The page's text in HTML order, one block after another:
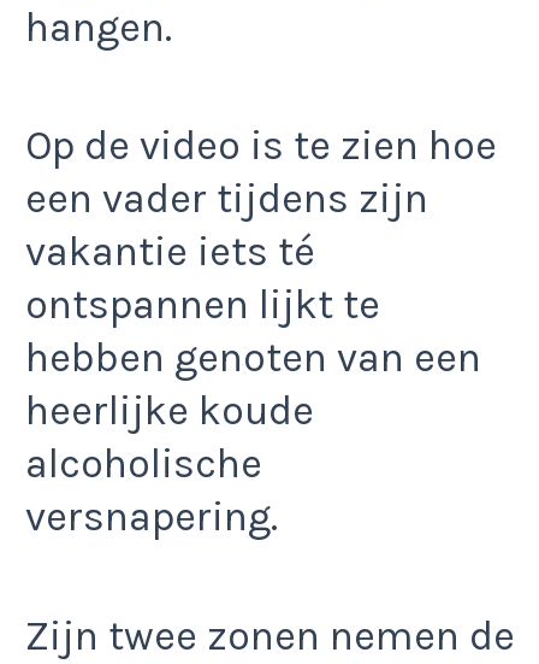
hangen.
Op de video is te zien hoe
een vader tijdens zijn
vakantie iets té
ontspannen lijkt te
hebben genoten van een
heerlijke koude
alcoholische
versnapering.
Zijn twee zonen nemen de